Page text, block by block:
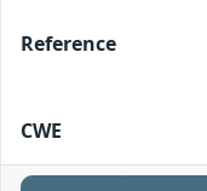
Reference
CWE